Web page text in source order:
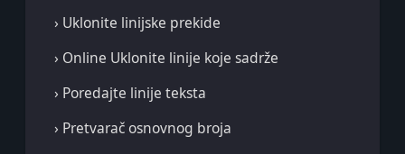
› Uklonite linijske prekide
› Online Uklonite linije koje sadrže
› Poredajte linije teksta
› Pretvarač osnovnog broja